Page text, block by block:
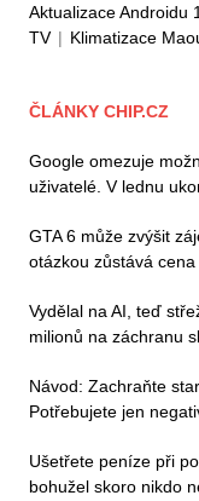
Aktualizace Androidu
TV | Klimatizace
ČLÁNKY CHIP.CZ
Google omezuje
uživatelé. V lednu
GTA 6 může zvýšit
otázkou zůstává cena
Vydělal na AI, teď
milionů na záchranu
Návod: Zachraňte
Potřebujete jen
Ušetřete peníze při
bohužel skoro nikdo